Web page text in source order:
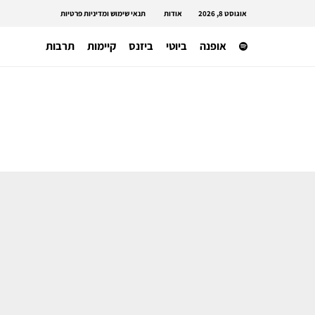
אוגוסט 8, 2026 אודות תנאי שימוש ומדיניות פרטיות
אופנה ביוטי ביזנס קיימות תרבות